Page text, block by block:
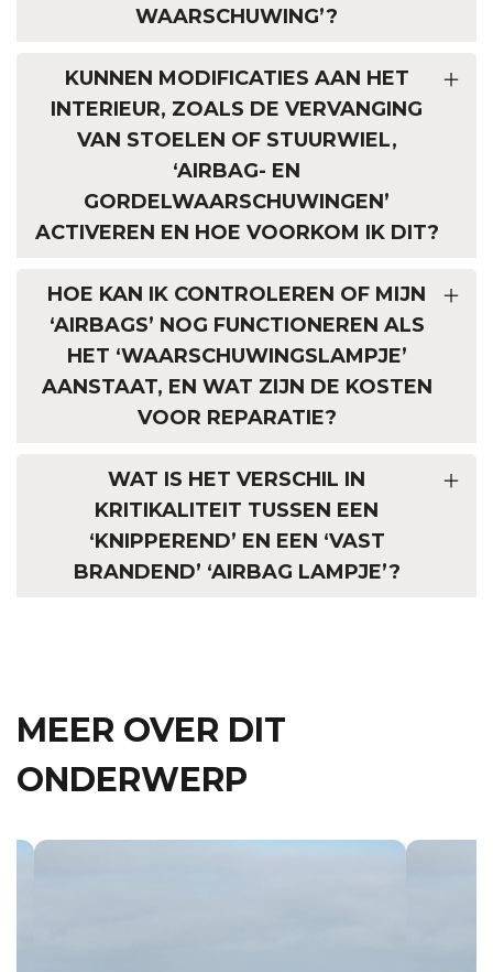
WAARSCHUWING’?
KUNNEN MODIFICATIES AAN HET
INTERIEUR, ZOALS DE VERVANGING
VAN STOELEN OF STUURWIEL,
‘AIRBAG- EN
GORDELWAARSCHUWINGEN’
ACTIVEREN EN HOE VOORKOM IK DIT?
HOE KAN IK CONTROLEREN OF MIJN
‘AIRBAGS’ NOG FUNCTIONEREN ALS
HET ‘WAARSCHUWINGSLAMPJE’
AANSTAAT, EN WAT ZIJN DE KOSTEN
VOOR REPARATIE?
WAT IS HET VERSCHIL IN
KRITIKALITEIT TUSSEN EEN
‘KNIPPEREND’ EN EEN ‘VAST
BRANDEND’ ‘AIRBAG LAMPJE’?
MEER OVER DIT
ONDERWERP